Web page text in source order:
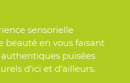
sensorielle
beauté en vous faisant
puisées
d’ici et d’ailleurs.